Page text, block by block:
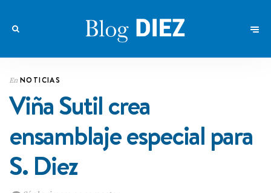
En NOTICIAS
Viña Sutil crea
ensamblaje especial para
S. Diez